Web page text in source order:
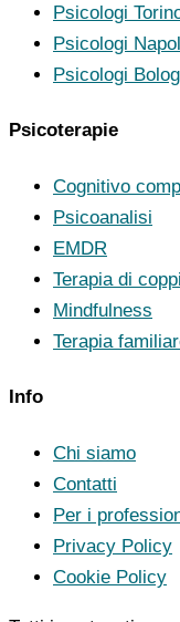
Psicologi
Psicologi
Psicologi
Psicoterapie
Cognitivo
Psicoanalisi
EMDR
Terapia di
Mindfulness
Terapia
Info
Chi siamo
Contatti
Per i
Privacy Policy
Cookie Policy